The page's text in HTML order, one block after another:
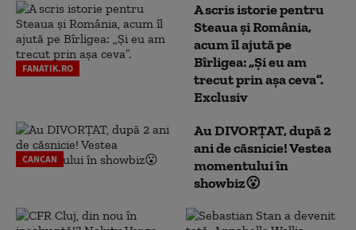
FANATIK.RO
A scris istorie pentru
Steaua și România,
acum îl ajută pe
Bîrligea: „Și eu am
trecut prin așa ceva”.
Exclusiv
CANCAN
Au DIVORȚAT, după 2
ani de căsnicie! Vestea
momentului în
showbiz😮